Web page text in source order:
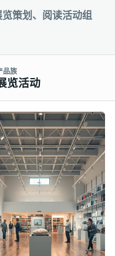
策划、阅读活动组
品族
览活动